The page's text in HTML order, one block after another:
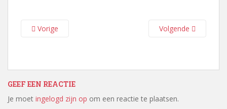
Vorige Volgende
GEEF EEN REACTIE
Je moet ingelogd zijn op om een reactie te plaatsen.